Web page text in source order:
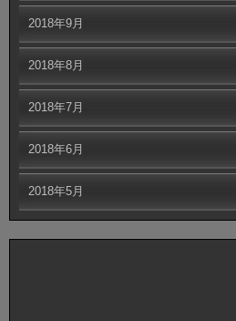
2018年9月
2018年8月
2018年7月
2018年6月
2018年5月